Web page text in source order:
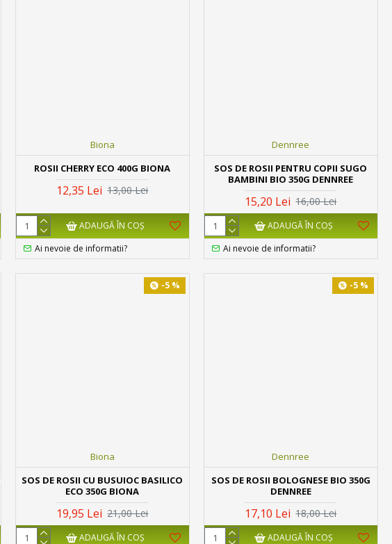
Biona
ROSII CHERRY ECO 400G BIONA
12,35 Lei 13,00 Lei
ADAUGĂ ÎN COŞ
Ai nevoie de informatii?
Dennree
SOS DE ROSII PENTRU COPII SUGO
BAMBINI BIO 350G DENNREE
15,20 Lei 16,00 Lei
ADAUGĂ ÎN COŞ
Ai nevoie de informatii?
-5 %
Biona
SOS DE ROSII CU BUSUIOC BASILICO
ECO 350G BIONA
19,95 Lei 21,00 Lei
ADAUGĂ ÎN COŞ
-5 %
Dennree
SOS DE ROSII BOLOGNESE BIO 350G
DENNREE
17,10 Lei 18,00 Lei
ADAUGĂ ÎN COŞ